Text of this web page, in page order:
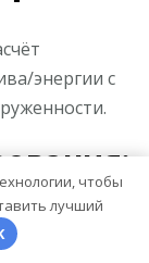
энергии с
чтобы
лучший